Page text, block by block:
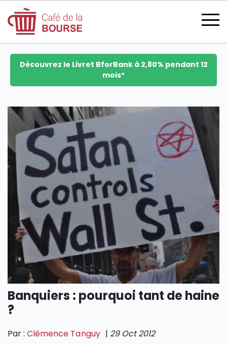
se connecter
devenir membre
CATÉGORIES
SECTIONS
Découvrez le Livret BforBank à 2,80% pendant 12
mois*
Banquiers : pourquoi tant de haine
?
Par :Clémence Tanguy | 29 Oct 2012